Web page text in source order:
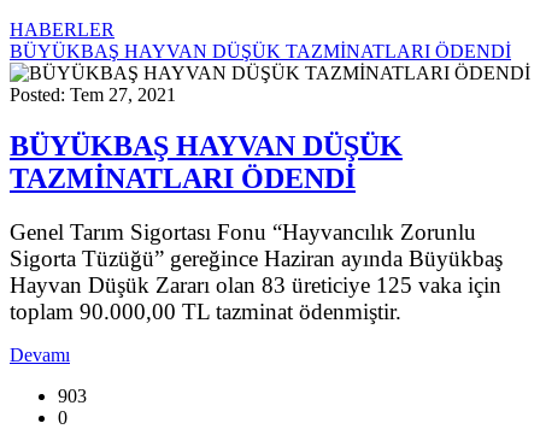
HABERLER
BÜYÜKBAŞ HAYVAN DÜŞÜK TAZMİNATLARI ÖDENDİ
Posted: Tem 27, 2021
BÜYÜKBAŞ HAYVAN DÜŞÜK
TAZMİNATLARI ÖDENDİ
Genel Tarım Sigortası Fonu “Hayvancılık Zorunlu
Sigorta Tüzüğü” gereğince Haziran ayında Büyükbaş
Hayvan Düşük Zararı olan 83 üreticiye 125 vaka için
toplam 90.000,00 TL tazminat ödenmiştir.
Devamı
903
0